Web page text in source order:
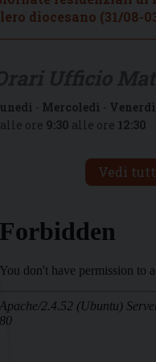
diocesano (31/08-
- Mercoledì - Venerdì
ore 9:30 alle ore 12:30
Vedi